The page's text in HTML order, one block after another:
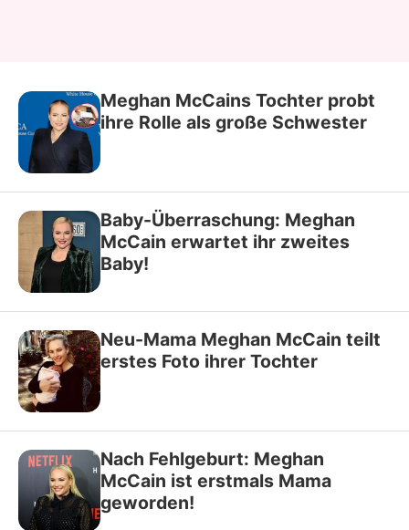
Meghan McCains Tochter probt
ihre Rolle als große Schwester
Baby-Überraschung: Meghan
McCain erwartet ihr zweites
Baby!
Neu-Mama Meghan McCain teilt
erstes Foto ihrer Tochter
Nach Fehlgeburt: Meghan
McCain ist erstmals Mama
geworden!